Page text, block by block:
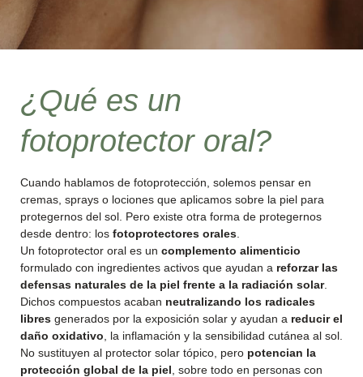
¿Qué es un
fotoprotector oral?
Cuando hablamos de fotoprotección, solemos pensar en
cremas, sprays o lociones que aplicamos sobre la piel para
protegernos del sol. Pero existe otra forma de protegernos
desde dentro: los fotoprotectores orales
Un fotoprotector oral es un complemento alimenticio
formulado con ingredientes activos que ayudan a reforzar las
defensas naturales de la piel frente a la radiación solar.
Dichos compuestos acaban neutralizando los radicales
libres generados por la exposición solar y ayudan a reducir el
daño oxidativo , la inflamación y la sensibilidad cutánea al sol.
No sustituyen al protector solar tópico, pero potencian la
protección global de la piel , sobre todo en personas con